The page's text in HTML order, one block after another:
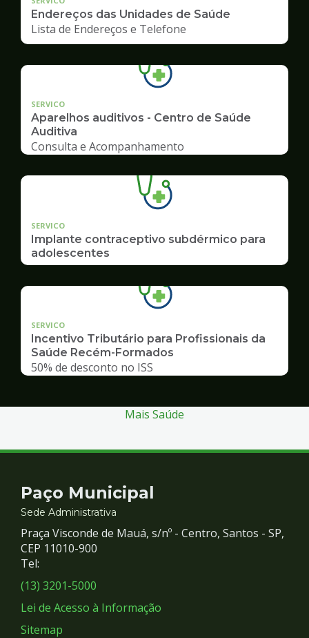
Endereços das Unidades de Saúde
Lista de Endereços e Telefone
SERVICO
Aparelhos auditivos - Centro de Saúde
Auditiva
Consulta e Acompanhamento
SERVICO
Implante contraceptivo subdérmico para
adolescentes
SERVICO
Incentivo Tributário para Profissionais da
Saúde Recém-Formados
50% de desconto no ISS
Mais Saúde
Contato
e
Redes
Sociais
Paço Municipal
Sede Administrativa
Praça Visconde de Mauá, s/nº - Centro, Santos - SP,
CEP 11010-900
Tel:
(13) 3201-5000
Lei de Acesso à Informação
Sitemap